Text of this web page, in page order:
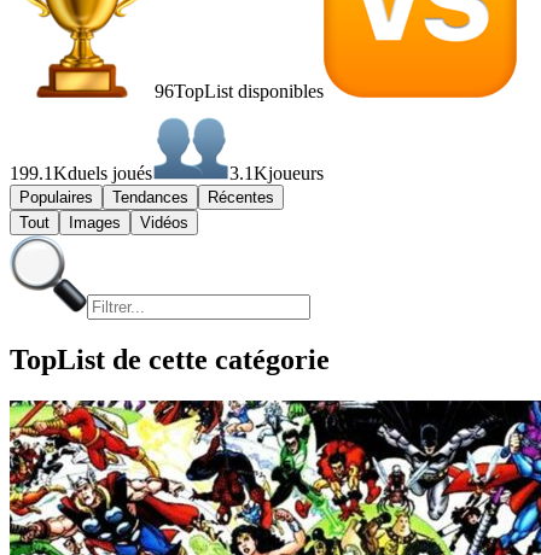
96TopList disponibles
199.1Kduels joués 3.1Kjoueurs
Populaires Tendances
Récentes
Tout
Images Vidéos
TopList de cette catégorie